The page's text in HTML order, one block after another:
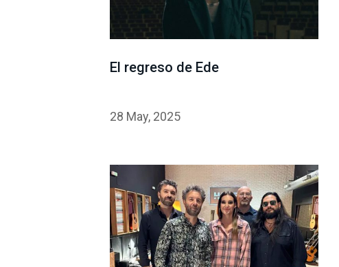
El regreso de Ede
28 May, 2025